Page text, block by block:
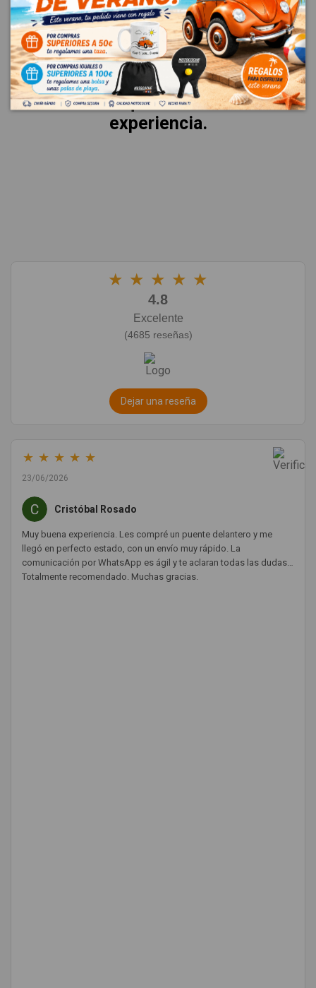
VALORACIONES
La mejor garantía es la voz de
nuestros clientes.
Esto es lo que dicen sobre su
experiencia.
★ ★ ★ ★ ★
4.8
Excelente
(4685 reseñas)
Dejar una reseña
★ ★ ★ ★ ★
23/06/2026
Cristóbal Rosado
Muy buena experiencia. Les compré un puente delantero y me
llegó en perfecto estado, con un envío muy rápido. La
comunicación por WhatsApp es ágil y te aclaran todas las dudas.
Totalmente recomendado. Muchas gracias.